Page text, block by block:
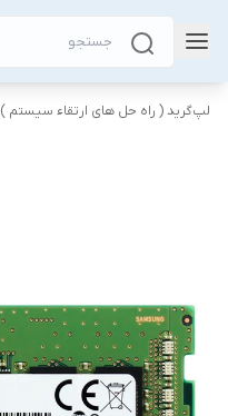
لپ‌گرید ( راه‌ حل های ارتقاء سیستم